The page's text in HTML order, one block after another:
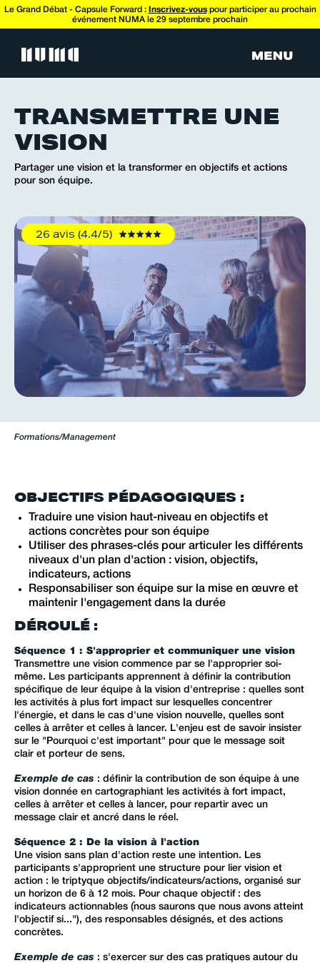
Le Grand Débat - Capsule Forward : Inscrivez-vouspour participer au prochain
événement NUMA le 29 septembre prochain
TRANSMETTRE UNE
VISION
Partager une vision et la transformer en objectifs et actions
pour son équipe.
26 avis (4.4/5)
Formations/Management
OBJECTIFS PÉDAGOGIQUES :
Traduire une vision haut-niveau en objectifs et
actions concrètes pour son équipe
Utiliser des phrases-clés pour articuler les différents
niveaux d'un plan d'action : vision, objectifs,
indicateurs, actions
Responsabiliser son équipe sur la mise en œuvre et
maintenir l'engagement dans la durée
DÉROULÉ :
Séquence 1 : S'approprier et communiquer une vision
Transmettre une vision commence par se l'approprier soi-
même. Les participants apprennent à définir la contribution
spécifique de leur équipe à la vision d'entreprise : quelles sont
les activités à plus fort impact sur lesquelles concentrer
l'énergie, et dans le cas d'une vision nouvelle, quelles sont
celles à arrêter et celles à lancer. L'enjeu est de savoir insister
sur le "Pourquoi c'est important" pour que le message soit
clair et porteur de sens.
Exemple de cas : définir la contribution de son équipe à une
vision donnée en cartographiant les activités à fort impact,
celles à arrêter et celles à lancer, pour repartir avec un
message clair et ancré dans le réel.
Séquence 2 : De la vision à l'action
Une vision sans plan d'action reste une intention. Les
participants s'approprient une structure pour lier vision et
action : le triptyque objectifs/indicateurs/actions, organisé sur
un horizon de 6 à 12 mois. Pour chaque objectif : des
indicateurs actionnables ("nous saurons que nous avons atteint
l'objectif si..."), des responsables désignés, et des actions
concrètes.
Exemple de cas : s'exercer sur des cas pratiques autour du